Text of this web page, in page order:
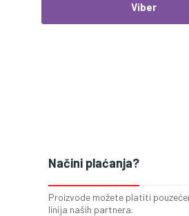
Viber
Načini plaćanja?
Proizvode možete platiti
linija naših partnera.